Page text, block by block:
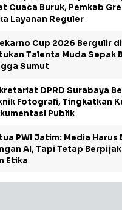
Cuaca Buruk, Pemkab
Layanan Reguler
Cup 2026 Bergulir
Talenta Muda Sepak
Sumut
DPRD Surabaya
Fotografi, Tingkatkan
Publik
PWI Jatim: Media
AI, Tapi Tetap
Etika